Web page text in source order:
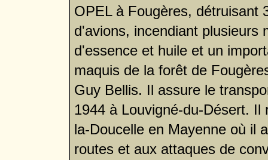
OPEL à Fougères, détruisant
d'avions, incendiant plusieurs
d'essence et huile et un
maquis de la forêt de
Guy Bellis. Il assure le
1944 à Louvigné-du-Désert.
la-Doucelle en Mayenne où il
routes et aux attaques de